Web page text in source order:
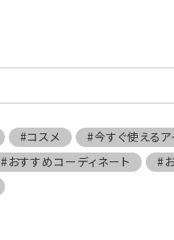
#コスメ
#今すぐ使えるア
#おすすめコーディネート
#